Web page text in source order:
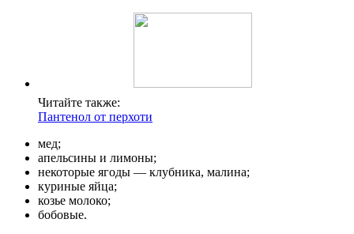
Читайте также:
Пантенол от перхоти
мед;
апельсины и лимоны;
некоторые ягоды — клубника, малина;
куриные яйца;
козье молоко;
бобовые.